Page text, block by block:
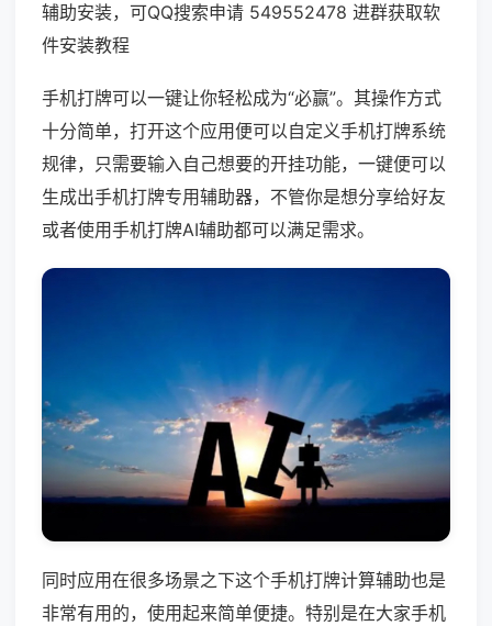
辅助安装，可QQ搜索申请 549552478 进群获取软
件安装教程
手机打牌可以一键让你轻松成为“必赢”。其操作方式
十分简单，打开这个应用便可以自定义手机打牌系统
规律，只需要输入自己想要的开挂功能，一键便可以
生成出手机打牌专用辅助器，不管你是想分享给好友
或者使用手机打牌AI辅助都可以满足需求。
同时应用在很多场景之下这个手机打牌计算辅助也是
非常有用的，使用起来简单便捷。特别是在大家手机